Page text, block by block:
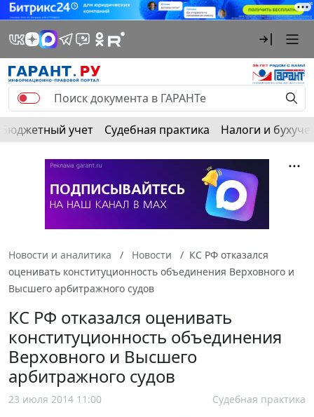
Бюджетный учет Судебная практика Налоги и
Новости и аналитика Новости
КС РФ отказался
оценивать конституционность объединения Верховного и
Высшего арбитражного судов
КС РФ отказался оценивать
конституционность объединения
Верховного и Высшего
арбитражного судов
23 июля 2014 11:00 Судебная практика